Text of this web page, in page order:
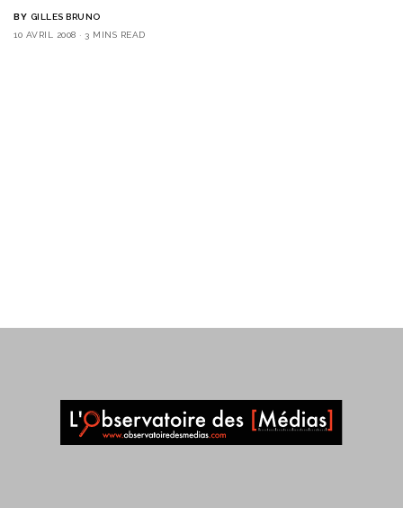
BY GILLES BRUNO
10 AVRIL 2008
3 MINS READ